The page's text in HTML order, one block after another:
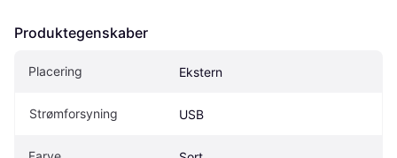
Produktegenskaber
Placering Ekstern
Strømforsyning USB